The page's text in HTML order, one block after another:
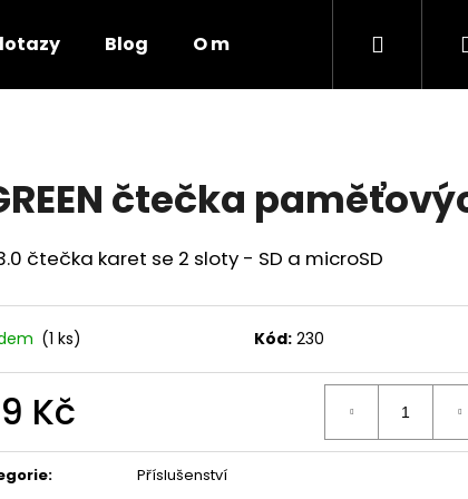
Blog O mně Hledat
čtečka
čtečka karet se 2 sloty - SD a microSD
(1 ks) Kód: 230
Kč
: Příslušenství
HLEDAT